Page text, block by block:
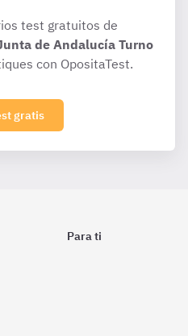
test gratuitos de
de Andalucía Turno
con OpositaTest.
gratis
Para ti